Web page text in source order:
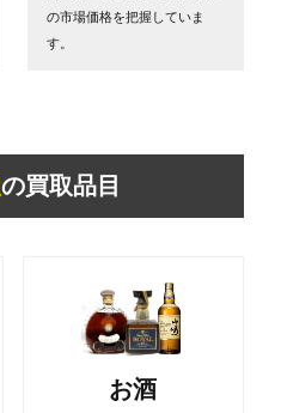
の市場価格を把握していま
す。
の買取品目
お酒